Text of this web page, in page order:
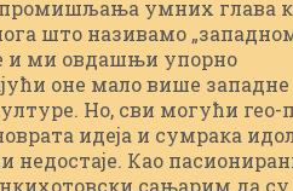
умних глава
што називамо
и ми овдашњи упорно
оне мало више
Но, сви могући
идеја и сумрака
недостаје. Као
сањарим да